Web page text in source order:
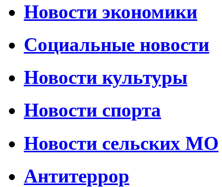
Новости экономики
Социальные новости
Новости культуры
Новости спорта
Новости сельских МО
Антитеррор